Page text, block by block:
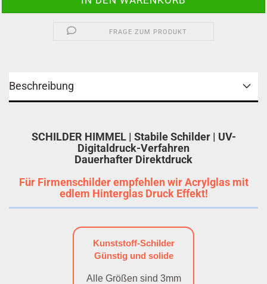
FRAGE ZUM PRODUKT
Beschreibung
SCHILDER HIMMEL | Stabile Schilder | UV-
Digitaldruck-Verfahren
Dauerhafter Direktdruck
Für Firmenschilder empfehlen wir Acrylglas mit
edlem Hinterglas Druck Effekt!
Kunststoff-Schilder
Günstig und solide
Alle Größen sind 3mm